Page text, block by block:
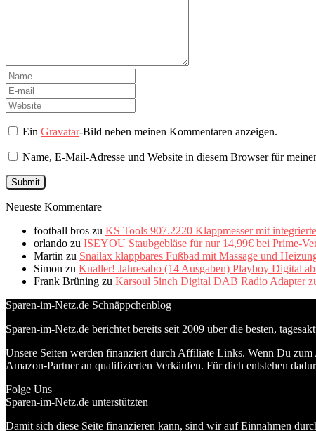
EinGravatar-Bild neben meinen Kommentaren anzeigen.
Name, E-Mail-Adresse und Website in diesem Browser für
Neueste Kommentare
football bros zu KS Tools 907.2220 Klappmesser mit
orlando zu ISEYOU Staubgebläse für nur 14,99€ bei Prime-
Martin zu Snailax klappbares Fußbad mit Massage und
Simon zu Knaller! Jahresabo (14 Ausgaben) Playboy Digital
Frank Brüning zu Karsoul 5inch Digital DAB Radio Adapter
Sparen-im-Netz.de Schnäppchenblog
Sparen-im-Netz.de berichtet bereits seit 2009 über die besten,
Unsere Seiten werden finanziert durch Affiliate Links. Wenn Du
Amazon-Partner an qualifizierten Verkäufen. Für dich entstehen
Folge Uns
Sparen-im-Netz.de unterstützten
Damit sich diese Seite finanzieren kann, sind wir auf Einnahmen